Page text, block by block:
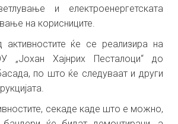
и електроенергетската
на корисниците.
ќе се реализира на
„Јохан Хајнрих Песталоци“ до
по што ќе следуваат и други
секаде каде што е можно,